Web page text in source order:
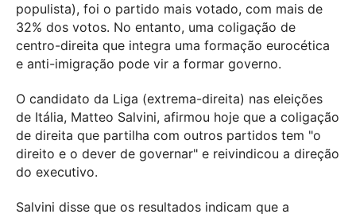
populista), foi o partido mais votado, com mais de
32% dos votos. No entanto, uma coligação de
centro-direita que integra uma formação eurocética
e anti-imigração pode vir a formar governo.
O candidato da Liga (extrema-direita) nas eleições
de Itália, Matteo Salvini, afirmou hoje que a coligação
de direita que partilha com outros partidos tem "o
direito e o dever de governar" e reivindicou a direção
do executivo.
Salvini disse que os resultados indicam que a